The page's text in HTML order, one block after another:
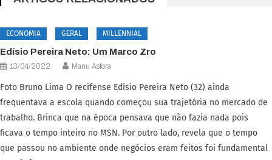
ECONOMIA GERAL MILLENNIAL
Edísio Pereira Neto: Um Marco Zro
13/04/2022 Manu Asfora
Foto Bruno Lima O recifense Edísio Pereira Neto (32) ainda
frequentava a escola quando começou sua trajetória no mercado de
trabalho. Brinca que na época pensava que não fazia nada pois
ficava o tempo inteiro no MSN. Por outro lado, revela que o tempo
que passou no ambiente onde negócios eram feitos foi fundamental